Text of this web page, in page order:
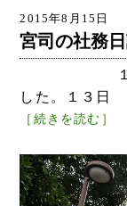
2015年8月15日
宮司の社務
１５日送
した。１３日
［続きを読む］